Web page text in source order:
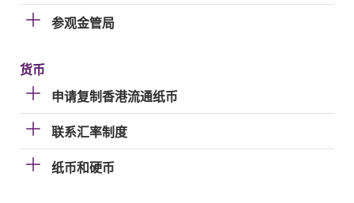
参观金管局
货币
申请复制香港流通纸币
联系汇率制度
纸币和硬币